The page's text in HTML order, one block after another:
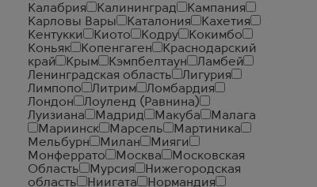
Калабрия
Калининград
Кампания
Карловы Вары
Каталония
Кахетия
Кентукки
Киото Кодру
Кокимбо
Коньяк
Копенгаген
Краснодарский
край
Крым Кэмпбелтаун
Ламбей
Ленинградская область
Лигурия
Лимпопо
Литрим
Ломбардия
Лондон
Лоуленд (Равнина)
Луизиана
Мадрид Макуба
Малага
Мариинск
Марсель
Мартиника
Мельбурн
Милан
Мияги
Монферрато
Москва
Московская
Область
Мурсия
Нижегородская
область
Ниигата
Нормандия